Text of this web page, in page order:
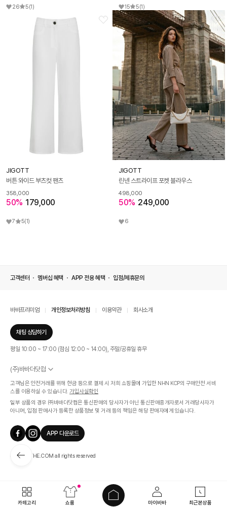
26 5(1) 15 5(1)
JIGOTT
버튼 와이드 부츠컷 팬츠
358,000
50% 179,000
7 5(1)
JIGOTT
린넨 스트라이프 포켓 블라우스
498,000
50% 249,000
6
고객센터 멤버십 혜택 APP 전용 혜택 입점/제휴문의
바바프리미엄 개인정보처리방침 이용약관 회사소개
채팅 상담하기
평일 10:00 ~ 17:00 (점심 12:00 ~ 14:00), 주말/공휴일 휴무
(주)바바더닷컴
서울특별시 서초구 신반포로 339, 논현빌딩 (대표이사 : 문인식)
사업자 등록번호 569-86-01308
통신판매업신고번호 제 2019 - 서울 서초 - 1268호
개인정보관리책임자 : 김효영
인증범위
온라인 쇼핑몰 서비스(바바더닷컴)
유효기간
2024.07.17 ~ 2027.07.16
고객님은 안전거래를 위해 현금 등으로 결제 시 저희 쇼핑몰에 가입한 NHN KCP의 구매안전 서비
스를 이용하실 수 있습니다. 가입사실확인
일부 상품의 경우 ㈜바바더닷컴은 통신판매의 당사자가 아닌 통신판매중개자로서 거래당사자가
아니며, 입점 판매사가 등록한 상품정보 및 거래 등의 책임은 해당 판매자에게 있습니다.
APP 다운로드
ⓒ BABATHE.COM all rights reserved
카테고리 쇼룸 마이바바 최근본상품